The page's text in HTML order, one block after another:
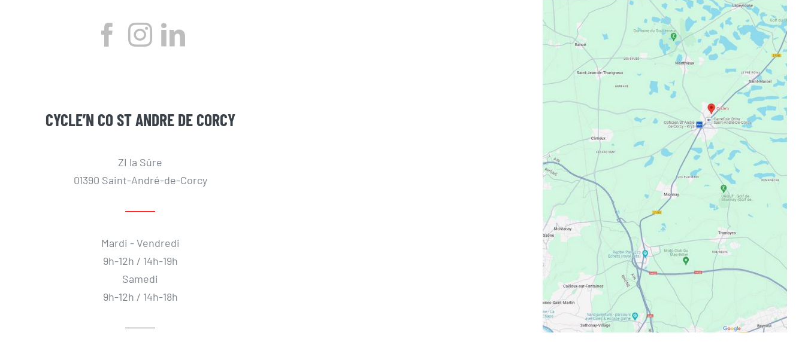
CYCLE’N CO ST ANDRE DE CORCY
ZI la Sûre
01390 Saint-André-de-Corcy
Mardi - Vendredi
9h-12h / 14h-19h
Samedi
9h-12h / 14h-18h